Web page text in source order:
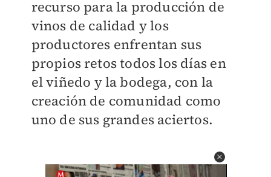
recurso para la producción de
vinos de calidad y los
productores enfrentan sus
propios retos todos los días en
el viñedo y la bodega, con la
creación de comunidad como
uno de sus grandes aciertos.